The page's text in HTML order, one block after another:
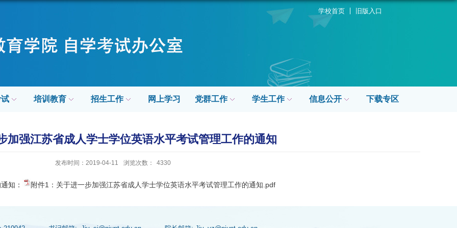
学校首页 旧版入口
培训教育 招生工作 网上学习 党群工作 学生工作 信息公开 下载专区
加强江苏省成人学士学位英语水平考试管理工作的通知
发布时间：2019-04-11 浏览次数： 4330
知： 附件1：关于进一步加强江苏省成人学士学位英语水平考试管理工作的通知.pdf